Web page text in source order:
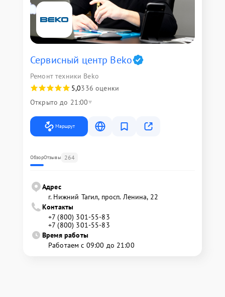
Сервисный центр Beko
Ремонт техники Beko
5,0336 оценки
Открыто до 21:00
Маршрут
ОбзорОтзывы 264
Адрес
г. Нижний Тагил, просп. Ленина, 22
Контакты
+7 (800) 301-55-83
+7 (800) 301-55-83
Время работы
Работаем с 09:00 до 21:00